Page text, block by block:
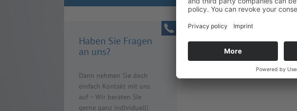
Haben Sie Fragen
an uns?
Dann nehmen Sie doch
einfach Kontakt mit uns
auf – Wir beraten Sie
gerne ganz individuell!